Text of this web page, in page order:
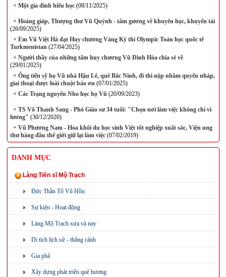
+Một gia đình hiếu học(08/11/2025)
+Hoàng giáp, Thượng thư Vũ Quỳnh - tấm gương về khuyến học, khuyến tài
(26/09/2025)
+Em Vũ Việt Hà đạt Huy chương Vàng Kỳ thi Olympic Toán học quốc tế
Turkmenistan(27/04/2025)
+Người thầy của những tấm huy chương Vũ Đình Hòa chia sẻ về
(29/01/2025)
+Ông tiến sỹ họ Vũ nhà Hậu Lê, quê Bắc Ninh, đi thi nộp nhầm quyển nháp,
giai thoại được loài chuột báo ơn(07/01/2025)
+Các Trạng nguyên Nho học họ Vũ(20/09/2023)
+TS Võ Thanh Sang - Phó Giáo sư 34 tuổi: "Chọn nơi làm việc không chỉ vì
lương" (30/12/2020)
+Vũ Phương Nam - Hoa khôi du học sinh Việt tốt nghiệp xuất sắc, Viện ung
thư hàng đầu thế giới giữ lại làm việc(07/02/2019)
DANH MỤC
Làng Tiến sĩ Mộ Trạch
Đức Thần Tổ Vũ Hồn
Sự kiện - Hoạt động
Làng Mộ Trạch xưa và nay
Di tích lịch sử - thắng cảnh
Gia phả
Xây dựng phát triển quê hương